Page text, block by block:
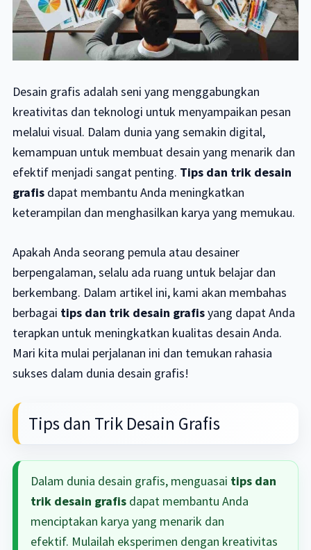
Desain grafis adalah seni yang menggabungkan
kreativitas dan teknologi untuk menyampaikan pesan
melalui visual. Dalam dunia yang semakin digital,
kemampuan untuk membuat desain yang menarik dan
efektif menjadi sangat penting. Tips dan trik desain
grafisdapat membantu Anda meningkatkan
keterampilan dan menghasilkan karya yang memukau.
Apakah Anda seorang pemula atau desainer
berpengalaman, selalu ada ruang untuk belajar dan
berkembang. Dalam artikel ini, kami akan membahas
berbagai tips dan trik desain grafisyang dapat Anda
terapkan untuk meningkatkan kualitas desain Anda.
Mari kita mulai perjalanan ini dan temukan rahasia
sukses dalam dunia desain grafis!
Tips dan Trik Desain Grafis
Dalam dunia desain grafis, menguasai tips dan
trik desain grafisdapat membantu Anda
menciptakan karya yang menarik dan
efektif. Mulailah eksperimen dengan kreativitas